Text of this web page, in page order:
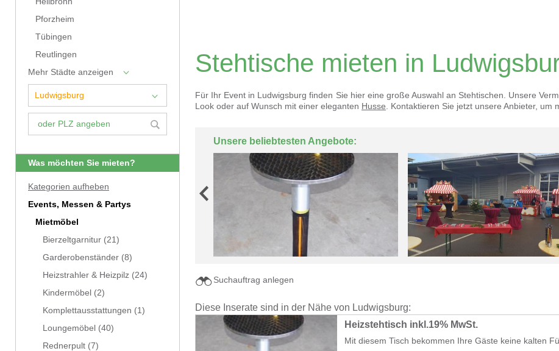
Pforzheim
Tübingen
Reutlingen
Mehr Städte anzeigen
Was möchten Sie mieten?
Kategorien aufheben
Events, Messen & Partys
Mietmöbel
Bierzeltgarnitur (21)
Garderobenständer (8)
Heizstrahler & Heizpilz (24)
Kindermöbel (2)
Komplettausstattungen (1)
Loungemöbel (40)
Rednerpult (7)
Stehtische mieten in
Für Ihr Event in Ludwigsburg finden Sie hier eine große Auswahl an Stehtischen. Unsere
Look oder auf Wunsch mit einer eleganten Husse. Kontaktieren Sie jetzt unsere Anbieter, um
Unsere beliebtesten Angebote:
Suchauftrag anlegen
Diese Inserate sind in der Nähe von Ludwigsburg:
Heizstehtisch inkl.19% MwSt.
Mit diesem Tisch bekommen Ihre Gäste keine kalten